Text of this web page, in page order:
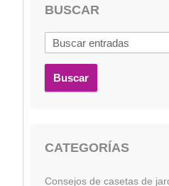
BUSCAR
Buscar
CATEGORÍAS
Consejos de casetas de